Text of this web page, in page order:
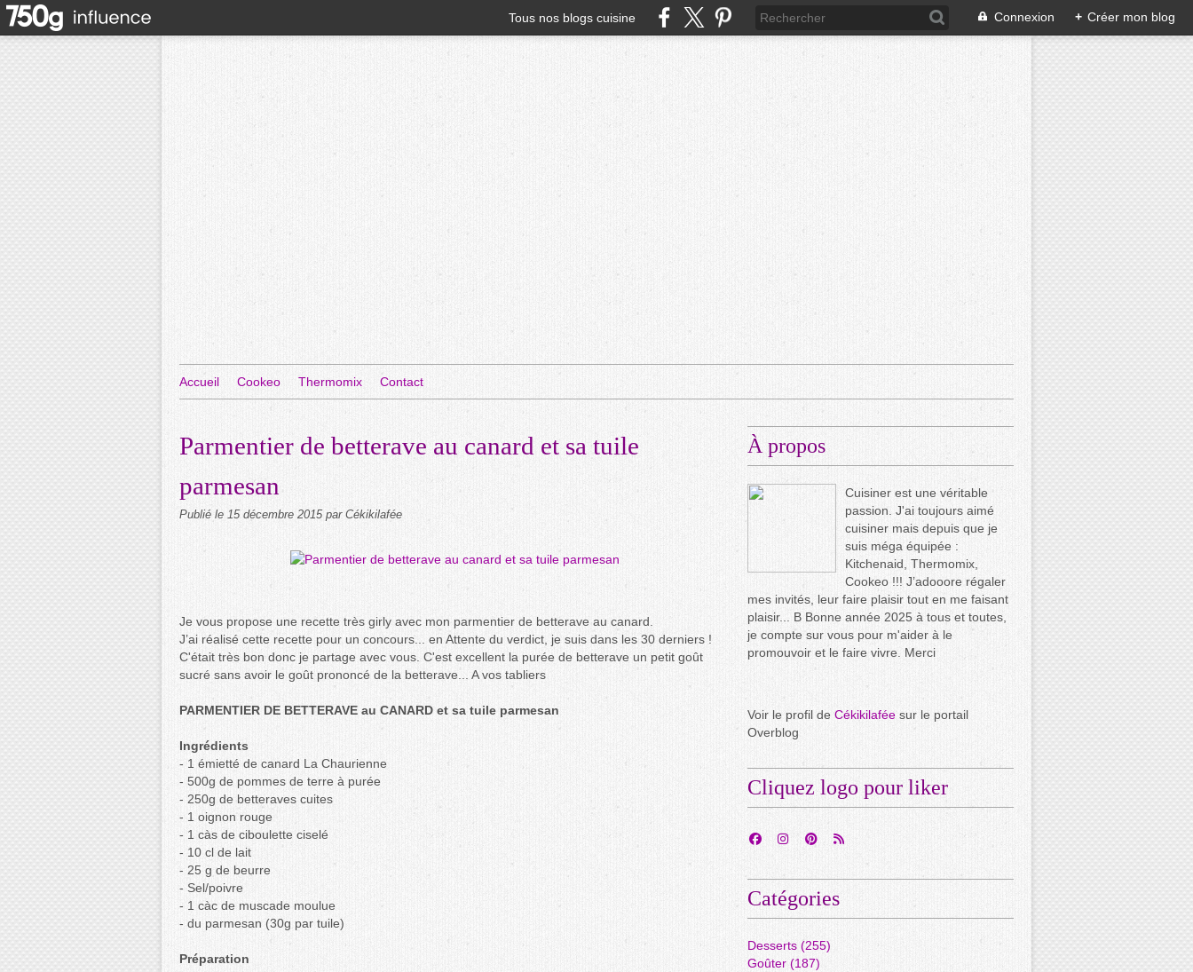
Tous nos blogs cuisine Connexion + Créer mon blog
Accueil Cookeo Thermomix Contact
Parmentier de betterave au canard et sa tuile
parmesan
Publié le 15 décembre 2015 par Cékikilafée
Je vous propose une recette très girly avec mon parmentier de betterave au canard.
J’ai réalisé cette recette pour un concours... en Attente du verdict, je suis dans les 30 derniers !
C'était très bon donc je partage avec vous. C'est excellent la purée de betterave un petit goût
sucré sans avoir le goût prononcé de la betterave... A vos tabliers
PARMENTIER DE BETTERAVE au CANARD et sa tuile parmesan
Ingrédients
- 1 émietté de canard La Chaurienne
- 500g de pommes de terre à purée
- 250g de betteraves cuites
- 1 oignon rouge
- 1 càs de ciboulette ciselé
- 10 cl de lait
- 25 g de beurre
- Sel/poivre
- 1 càc de muscade moulue
- du parmesan (30g par tuile)
Préparation
À propos
Cuisiner est une véritable
passion. J'ai toujours aimé
cuisiner mais depuis que je
suis méga équipée :
Kitchenaid, Thermomix,
Cookeo !!! J’adooore régaler
mes invités, leur faire plaisir tout en me faisant
plaisir... B Bonne année 2025 à tous et toutes,
je compte sur vous pour m'aider à le
promouvoir et le faire vivre. Merci
Voir le profil de Cékikilafée sur le portail
Overblog
Cliquez logo pour liker
Catégories
Desserts (255)
Goûter (187)